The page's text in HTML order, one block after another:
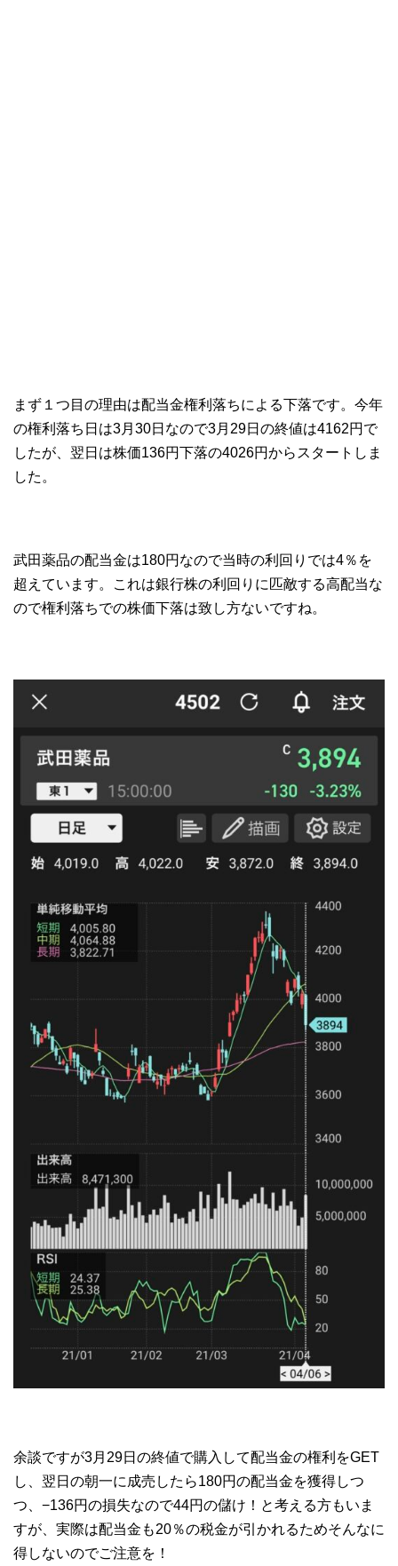
まず１つ目の理由は配当金権利落ちによる下落です。今年
の権利落ち日は3月30日なので3月29日の終値は4162円で
したが、翌日は株価136円下落の4026円からスタートしま
した。
武田薬品の配当金は180円なので当時の利回りでは4％を
超えています。これは銀行株の利回りに匹敵する高配当な
ので権利落ちでの株価下落は致し方ないですね。
余談ですが3月29日の終値で購入して配当金の権利をGET
し、翌日の朝一に成売したら180円の配当金を獲得しつ
つ、−136円の損失なので44円の儲け！と考える方もいま
すが、実際は配当金も20％の税金が引かれるためそんなに
得しないのでご注意を！